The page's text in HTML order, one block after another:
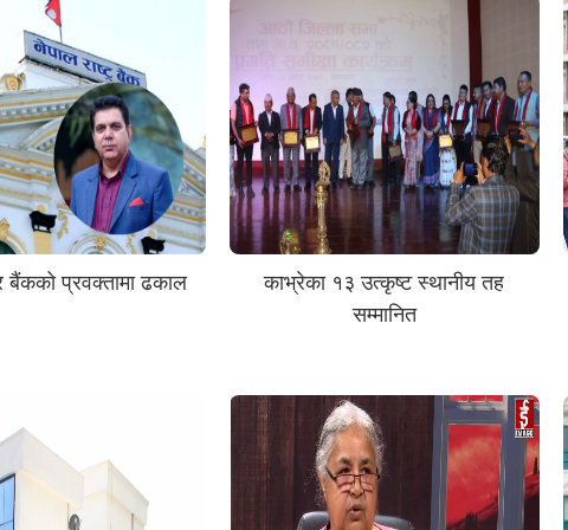
बैंकको प्रवक्तामा ढकाल
काभ्रेका १३ उत्कृष्ट स्थानीय तह
सम्मानित